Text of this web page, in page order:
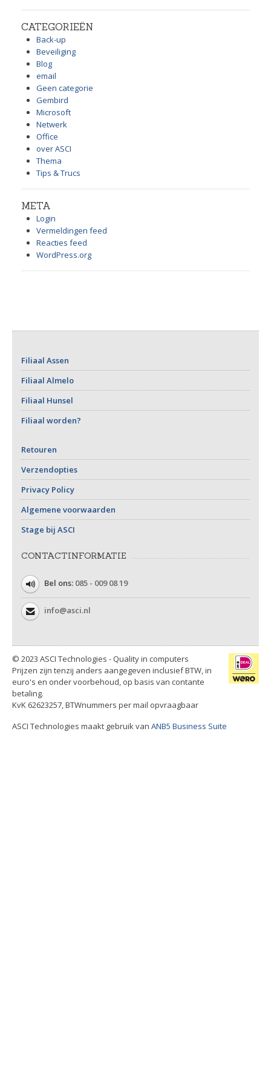
CATEGORIEËN
Back-up
Beveiliging
Blog
email
Geen categorie
Gembird
Microsoft
Netwerk
Office
over ASCI
Thema
Tips & Trucs
META
Login
Vermeldingen feed
Reacties feed
WordPress.org
Filiaal Assen
Filiaal Almelo
Filiaal Hunsel
Filiaal worden?
Retouren
Verzendopties
Privacy Policy
Algemene voorwaarden
Stage bij ASCI
CONTACTINFORMATIE
Bel ons: 085 - 009 08 19
info@asci.nl
© 2023 ASCI Technologies - Quality in computers
Prijzen zijn tenzij anders aangegeven inclusief BTW, in
euro's en onder voorbehoud, op basis van contante
betaling.
KvK 62623257, BTWnummers per mail opvraagbaar
ASCI Technologies maakt gebruik van ANB5 Business Suite